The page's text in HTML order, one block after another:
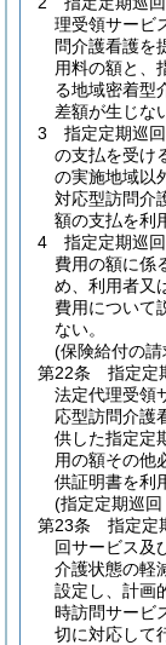
理受領サービ
問介護看護を
用料の額と、
る地域密着型
差額が生じな
3
指定定期巡
の支払を受け
の実施地域以
対応型訪問介
額の支払を利
4
指定定期巡
費用の額に係
め、利用者又
費用について
ない。
(保険給付の
第22条
指定定
法定代理受領
応型訪問介護
供した指定定
用の額その他
供証明書を利
(指定定期巡
第23条
指定定
回サービス及
介護状態の軽
設定し、計画
時訪問サービ
切に対応して